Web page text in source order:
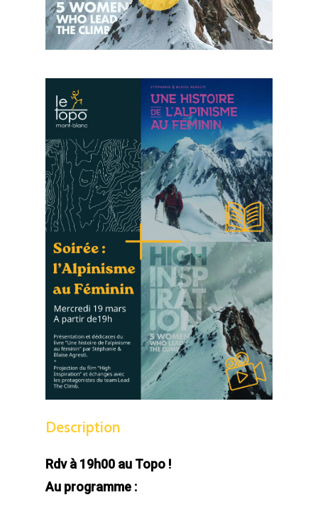
Description
Rdv à 19h00 au Topo !
Au programme :